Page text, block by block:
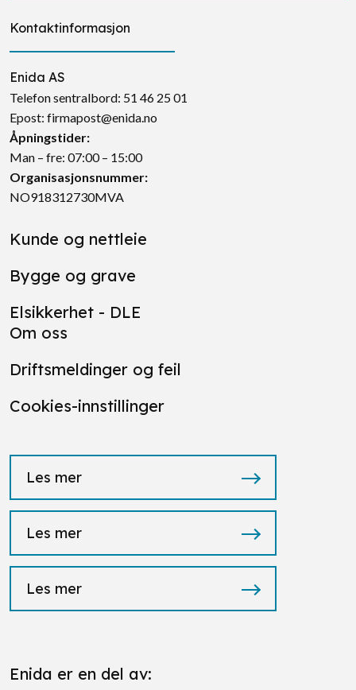
Kontaktinformasjon
Enida AS
Telefon sentralbord: 51 46 25 01
Epost: firmapost@enida.no
Åpningstider:
Man – fre: 07:00 – 15:00
Organisasjonsnummer:
NO918312730MVA
Kunde og nettleie
Bygge og grave
Elsikkerhet - DLE
Om oss
Driftsmeldinger og feil
Cookies-innstillinger
Les mer
Les mer
Les mer
Enida er en del av: